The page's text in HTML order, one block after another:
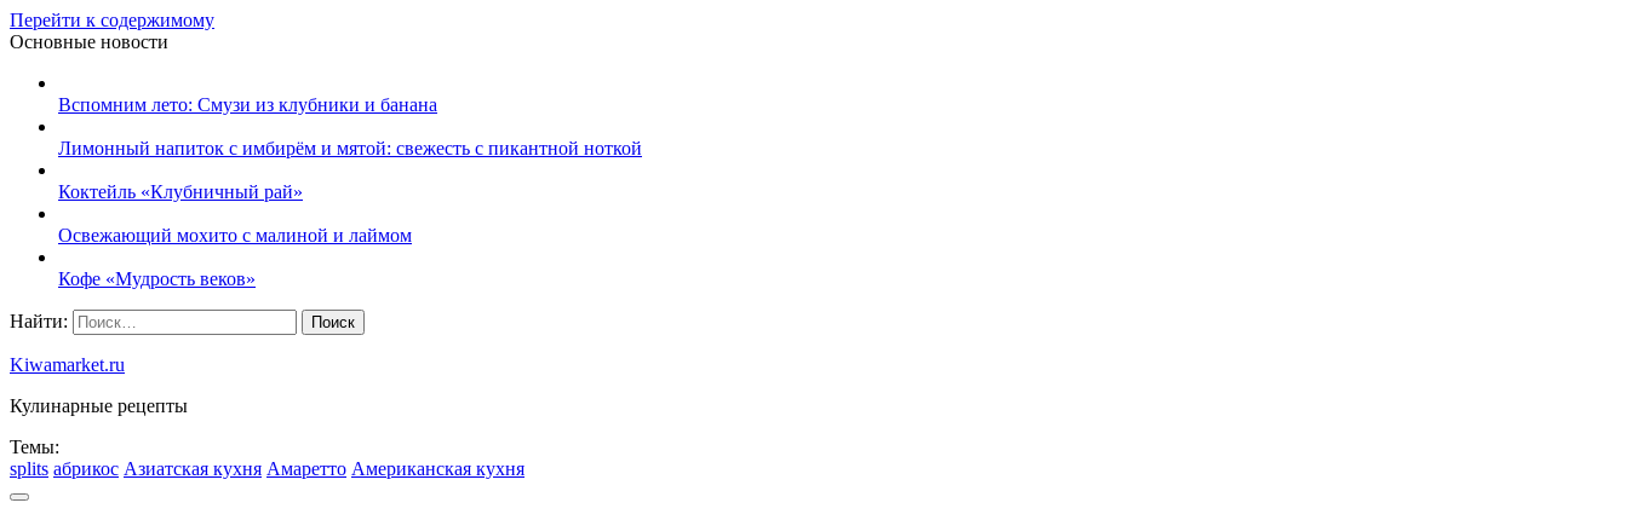
Перейти к содержимому
Основные новости
Вспомним лето: Смузи из клубники и банана
Лимонный напиток с имбирём и мятой: свежесть с пикантной ноткой
Коктейль «Клубничный рай»
Освежающий мохито с малиной и лаймом
Кофе «Мудрость веков»
Найти:
Kiwamarket.ru
Кулинарные рецепты
Темы:
splits абрикос Азиатская кухня Амаретто Американская кухня